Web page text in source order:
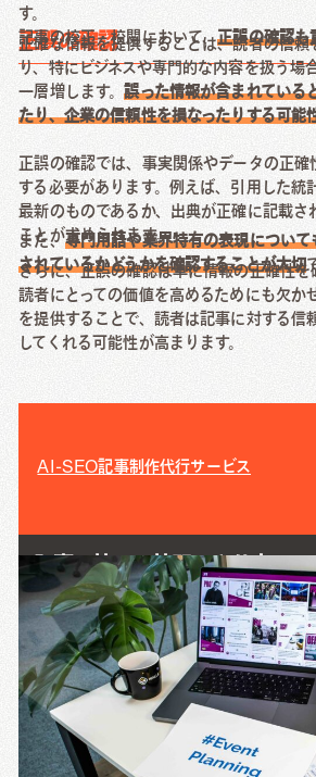
す。
正誤の確認
記事の校正・校閲において、正誤の確認も
正確な情報を提供することは、読者の信頼
り、特にビジネスや専門的な内容を扱う場
一層増します。誤った情報が含まれている
たり、企業の信頼性を損なったりする可能
正誤の確認では、事実関係やデータの正確
する必要があります。例えば、引用した統
最新のものであるか、出典が正確に記載さ
ことが求められます。
また、専門用語や業界特有の表現につい
されているかどうかを確認することが大切
さらに、正誤の確認は単に情報の正確性を
読者にとっての価値を高めるためにも欠か
を提供することで、読者は記事に対する信
してくれる可能性が高まります。
AI-SEO記事制作代行サービス
記事の校正・校閲のやり方